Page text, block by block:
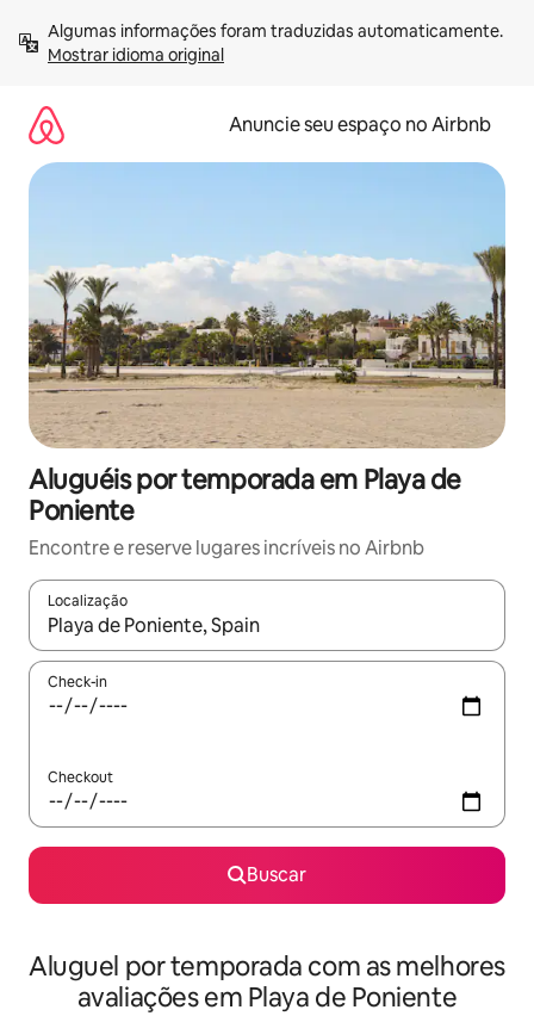
para
Mostrar idioma original
Anuncie seu espaço no Airbnb
Aluguéis por temporada em Playa de
Poniente
Encontre e reserve lugares incríveis no Airbnb
Localização
Quando os resultados estiverem disponíveis, explore-os
Check-in
Checkout
Buscar
Aluguel por temporada com as melhores
avaliações em Playa de Poniente